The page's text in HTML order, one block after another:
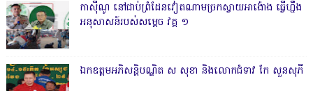
កាសុីណូ នៅជាប់ព្រំដែនវៀតណាមច្រកស្វាយអាង៉ោង ធ្វើហ្នឹង
អនុសាសន៍របស់សម្ដេច វគ្គ ១
ឯកឧត្តមអភិសន្តិបណ្ឌិត ស សុខា និងលោកជំទាវ កែ សួនសុភី